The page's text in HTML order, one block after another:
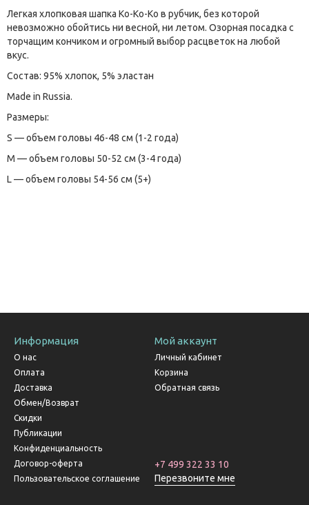
Легкая хлопковая шапка Ko-Ko-Ko в рубчик, без которой
невозможно обойтись ни весной, ни летом. Озорная посадка с
торчащим кончиком и огромный выбор расцветок на любой
вкус.
Состав: 95% хлопок, 5% эластан
Made in Russia.
Размеры:
S — объем головы 46-48 см (1-2 года)
M — объем головы 50-52 см (3-4 года)
L — объем головы 54-56 см (5+)
Информация
О нас
Оплата
Доставка
Обмен/Возврат
Скидки
Публикации
Конфиденциальность
Договор-оферта
Пользовательское соглашение
Мой аккаунт
Личный кабинет
Корзина
Обратная связь
+7 499 322 33 10
Перезвоните мне